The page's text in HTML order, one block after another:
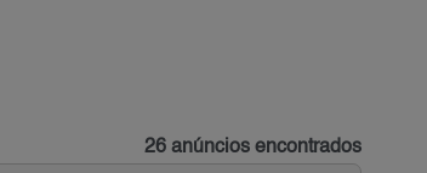
26 anúncios encontrados